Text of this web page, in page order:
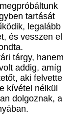
tartását
legalább
és vesszen el
tárgy, hanem
addig, amíg
aki felvette
kívétel nélkül
dolgoznak, a